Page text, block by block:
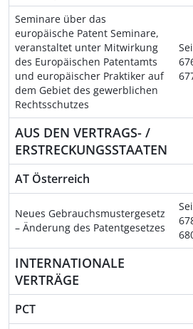
Seminare über das
europäische Patent Seminare,
veranstaltet unter Mitwirkung
des Europäischen Patentamts
und europäischer Praktiker auf
dem Gebiet des gewerblichen
Rechtsschutzes
AUS DEN VERTRAGS- /
ERSTRECKUNGSSTAATEN
AT Österreich
Neues Gebrauchsmustergesetz
– Änderung des Patentgesetzes
INTERNATIONALE
VERTRÄGE
PCT